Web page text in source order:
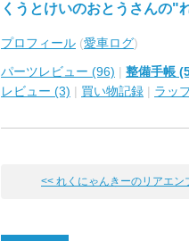
くうとけいのおとうさんの"
プロフィール (愛車ログ)
パーツレビュー (96) | 整備手帳
レビュー (3) | 買い物記録 | ラッ
<< れくにゃんきーのリアエン